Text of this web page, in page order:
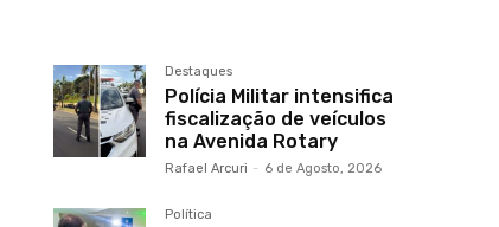
Destaques
Polícia Militar intensifica
fiscalização de veículos
na Avenida Rotary
Rafael Arcuri - 6 de Agosto, 2026
Política